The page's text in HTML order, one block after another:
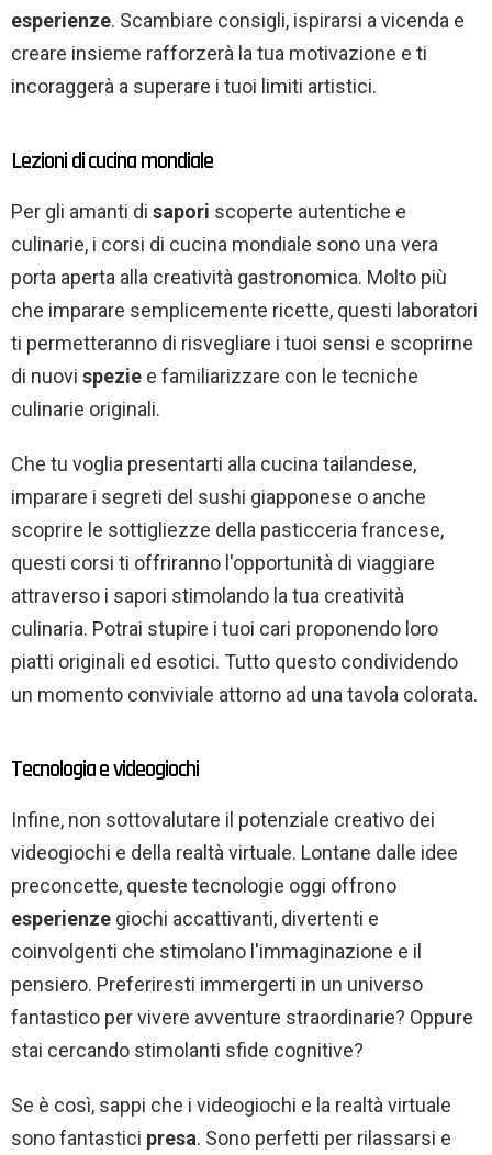
esperienze. Scambiare consigli, ispirarsi a vicenda e
creare insieme rafforzerà la tua motivazione e ti
incoraggerà a superare i tuoi limiti artistici.
Lezioni di cucina mondiale
Per gli amanti di sapori scoperte autentiche e
culinarie, i corsi di cucina mondiale sono una vera
porta aperta alla creatività gastronomica. Molto più
che imparare semplicemente ricette, questi laboratori
ti permetteranno di risvegliare i tuoi sensi e scoprirne
di nuovi spezie e familiarizzare con le tecniche
culinarie originali.
Che tu voglia presentarti alla cucina tailandese,
imparare i segreti del sushi giapponese o anche
scoprire le sottigliezze della pasticceria francese,
questi corsi ti offriranno l'opportunità di viaggiare
attraverso i sapori stimolando la tua creatività
culinaria. Potrai stupire i tuoi cari proponendo loro
piatti originali ed esotici. Tutto questo condividendo
un momento conviviale attorno ad una tavola colorata.
Tecnologia e videogiochi
Infine, non sottovalutare il potenziale creativo dei
videogiochi e della realtà virtuale. Lontane dalle idee
preconcette, queste tecnologie oggi offrono
esperienze giochi accattivanti, divertenti e
coinvolgenti che stimolano l'immaginazione e il
pensiero. Preferiresti immergerti in un universo
fantastico per vivere avventure straordinarie? Oppure
stai cercando stimolanti sfide cognitive?
Se è così, sappi che i videogiochi e la realtà virtuale
sono fantastici presa. Sono perfetti per rilassarsi e